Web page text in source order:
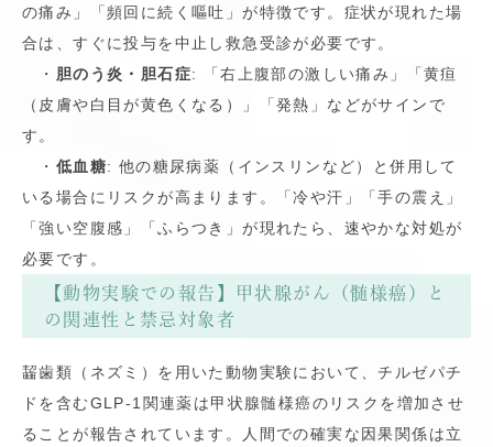
の痛み」「頻回に続く嘔吐」が特徴です。症状が現れた場
合は、すぐに投与を中止し救急受診が必要です。
・ 胆のう炎・胆石症: 「右上腹部の激しい痛み」「黄疸
（皮膚や白目が黄色くなる）」「発熱」などがサインで
す。
・ 低血糖: 他の糖尿病薬（インスリンなど）と併用して
いる場合にリスクが高まります。「冷や汗」「手の震え」
「強い空腹感」「ふらつき」が現れたら、速やかな対処が
必要です。
【動物実験での報告】甲状腺がん（髄様癌）と
の関連性と禁忌対象者
齧歯類（ネズミ）を用いた動物実験において、チルゼパチ
ドを含むGLP-1関連薬は甲状腺髄様癌のリスクを増加させ
ることが報告されています。人間での確実な因果関係は立